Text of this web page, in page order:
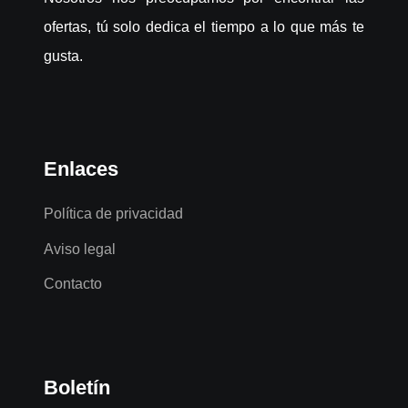
ofertas, tú solo dedica el tiempo a lo que más te
gusta.
Enlaces
Política de privacidad
Aviso legal
Contacto
Boletín